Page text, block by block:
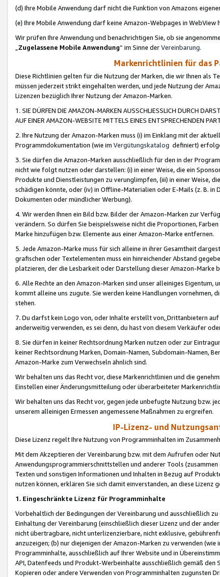
(d) Ihre Mobile Anwendung darf nicht die Funktion von Amazons
(e) Ihre Mobile Anwendung darf keine Amazon-Webpages in WebView
Wir prüfen Ihre Anwendung und benachrichtigen Sie, ob sie
„Zugelassene Mobile Anwendung“ im Sinne derVereinbarung.
Markenrichtlinien für das
Diese Richtlinien gelten für die Nutzung der Marken, die wir Ihnen als
müssen jederzeit strikt eingehalten werden, und jede Nutzung der
Lizenzen bezüglich Ihrer Nutzung der Amazon-Marken.
1. SIE DÜRFEN DIE AMAZON-MARKEN AUSSCHLIESSLICH DURCH
AUF EINER AMAZON-WEBSITE MITTELS EINES ENTSPRECHENDEN
2. Ihre Nutzung der Amazon-Marken muss (i) im Einklang mit der
Programmdokumentation (wie im Vergütungskatalog definiert)
3. Sie dürfen die Amazon-Marken ausschließlich für den in der
nicht wie folgt nutzen oder darstellen: (i) in einer Weise, die ein
Produkte und Dienstleistungen zu verunglimpfen, (iii) in einer Weise,
schädigen könnte, oder (iv) in Offline-Materialien oder E-Mails (z. B. in
Dokumenten oder mündlicher Werbung).
4. Wir werden Ihnen ein Bild bzw. Bilder der Amazon-Marken zur
verändern. So dürfen Sie beispielsweise nicht die Proportionen,
Marke hinzufügen bzw. Elemente aus einer Amazon-Marke entfernen.
5. Jede Amazon-Marke muss für sich alleine in ihrer Gesamtheit
grafischen oder Textelementen muss ein hinreichender Abstand
platzieren, der die Lesbarkeit oder Darstellung dieser Amazon-Marke
6. Alle Rechte an den Amazon-Marken sind unser alleiniges
kommt alleine uns zugute. Sie werden keine Handlungen vornehmen,
stehen.
7. Du darfst kein Logo von, oder Inhalte erstellt von,Drittanbietern auf
anderweitig verwenden, es sei denn, du hast von diesem Verkäufer
8. Sie dürfen in keiner Rechtsordnung Marken nutzen oder zur
keiner Rechtsordnung Marken, Domain-Namen, Subdomain-Namen,
Amazon-Marke zum Verwechseln ähnlich sind.
Wir behalten uns das Recht vor, diese Markenrichtlinien und die
Einstellen einer Änderungsmitteilung oder überarbeiteter
Wir behalten uns das Recht vor, gegen jede unbefugte Nutzung bzw.
unserem alleinigen Ermessen angemessene Maßnahmen zu ergreifen.
IP-Lizenz- und
Diese Lizenz regelt Ihre Nutzung von Programminhalten im
Mit dem Akzeptieren der Vereinbarung bzw. mit dem Aufrufen oder
Anwendungsprogrammierschnittstellen und anderer Tools (zusammen
Texten und sonstigen Informationen und Inhalten in Bezug auf
nutzen können, erklären Sie sich damit einverstanden, an diese Lizenz
1. Eingeschränkte Lizenz für Programminhalte
Vorbehaltlich der Bedingungen der Vereinbarung und ausschließlich
Einhaltung der Vereinbarung (einschließlich dieser Lizenz und der
nicht übertragbare, nicht unterlizenzierbare, nicht exklusive,
anzuzeigen; (b) nur diejenigen der Amazon-Marken zu verwenden
Programminhalte, ausschließlich auf Ihrer Website und in
API, Datenfeeds und Produkt-Werbeinhalte ausschließlich gemäß
Kopieren oder andere Verwenden von Programminhalten zugunsten